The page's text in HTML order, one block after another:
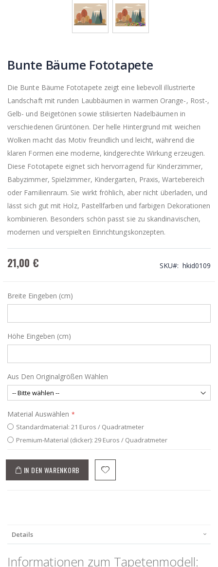
Bunte Bäume Fototapete
Die Bunte Bäume Fototapete zeigt eine liebevoll illustrierte
Landschaft mit runden Laubbäumen in warmen Orange-, Rost-,
Gelb- und Beigetönen sowie stilisierten Nadelbäumen in
verschiedenen Grüntönen. Der helle Hintergrund mit weichen
Wolken macht das Motiv freundlich und leicht, während die
klaren Formen eine moderne, kindgerechte Wirkung erzeugen.
Diese Fototapete eignet sich hervorragend für Kinderzimmer,
Babyzimmer, Spielzimmer, Kindergarten, Praxis, Wartebereich
oder Familienraum. Sie wirkt fröhlich, aber nicht überladen, und
lässt sich gut mit Holz, Pastellfarben und farbigen Dekorationen
kombinieren. Besonders schön passt sie zu skandinavischen,
modernen und verspielten Einrichtungskonzepten.
21,00 € SKU hkid0109
Breite Eingeben (cm)
Höhe Eingeben (cm)
Aus Den Originalgrößen Wählen
Material Auswählen
Standardmaterial: 21 Euros / Quadratmeter
Premium-Material (dicker): 29 Euros / Quadratmeter
IN DEN WARENKORB
Details
Informationen zum Tapetenmodell: